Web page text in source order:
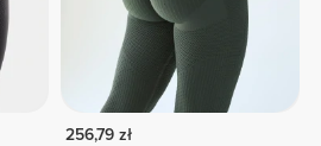
256,79 zł